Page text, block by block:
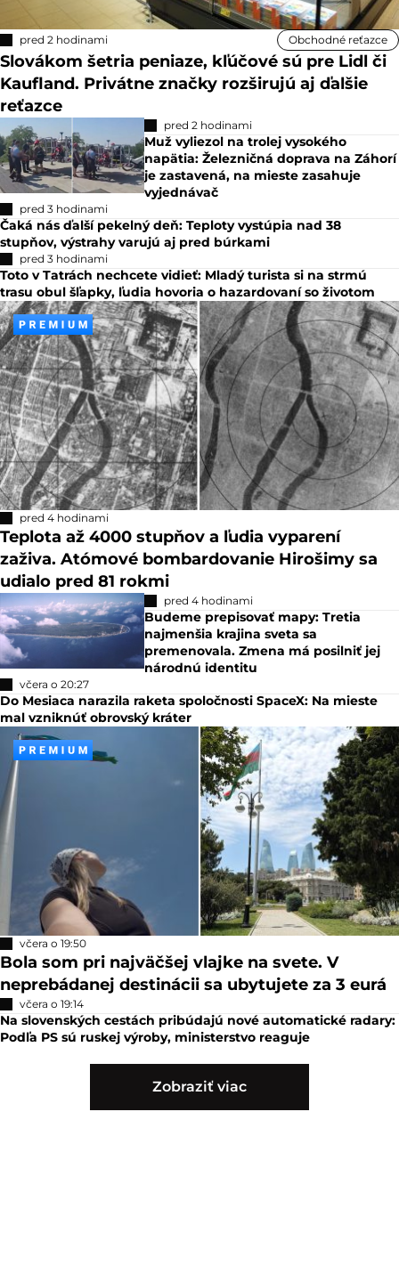
pred 2 hodinami Obchodné reťazce
Slovákom šetria peniaze, kľúčové sú pre Lidl či
Kaufland. Privátne značky rozširujú aj ďalšie
reťazce
pred 2 hodinami
Muž vyliezol na trolej vysokého
napätia: Železničná doprava na Záhorí
je zastavená, na mieste zasahuje
vyjednávač
pred 3 hodinami
Čaká nás ďalší pekelný deň: Teploty vystúpia nad 38
stupňov, výstrahy varujú aj pred búrkami
pred 3 hodinami
Toto v Tatrách nechcete vidieť: Mladý turista si na strmú
trasu obul šľapky, ľudia hovoria o hazardovaní so životom
pred 4 hodinami
Teplota až 4000 stupňov a ľudia vyparení
zaživa. Atómové bombardovanie Hirošimy sa
udialo pred 81 rokmi
pred 4 hodinami
Budeme prepisovať mapy: Tretia
najmenšia krajina sveta sa
premenovala. Zmena má posilniť jej
národnú identitu
včera o 20:27
Do Mesiaca narazila raketa spoločnosti SpaceX: Na mieste
mal vzniknúť obrovský kráter
včera o 19:50
Bola som pri najväčšej vlajke na svete. V
neprebádanej destinácii sa ubytujete za 3 eurá
včera o 19:14
Na slovenských cestách pribúdajú nové automatické radary:
Podľa PS sú ruskej výroby, ministerstvo reaguje
Zobraziť viac